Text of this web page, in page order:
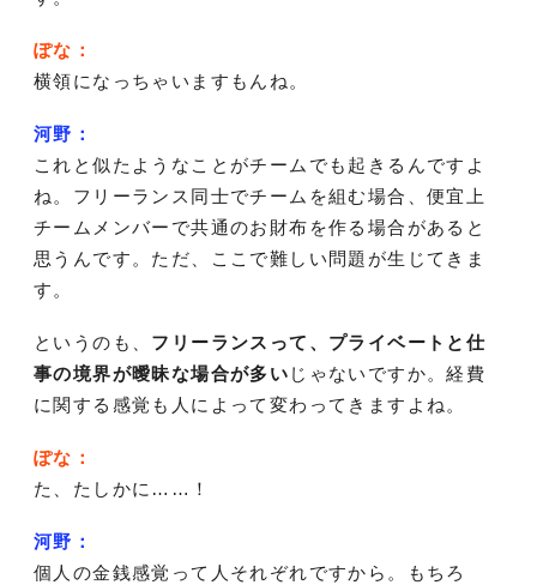
ぽな：
横領になっちゃいますもんね。
河野：
これと似たようなことがチームでも起きるんですよ
ね。フリーランス同士でチームを組む場合、便宜上
チームメンバーで共通のお財布を作る場合があると
思うんです。ただ、ここで難しい問題が生じてきま
す。
というのも、 フリーランスって、プライベートと仕
事の境界が曖昧な場合が多い じゃないですか。経費
に関する感覚も人によって変わってきますよね。
ぽな：
た、たしかに……！
河野：
個人の金銭感覚って人それぞれですから。もちろ